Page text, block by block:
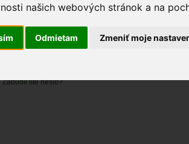
našich webových stránok a na
Odmietam Zmeniť moje
Zabudli ste heslo?